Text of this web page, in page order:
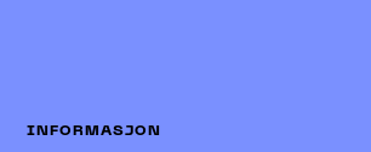
INFORMASJON